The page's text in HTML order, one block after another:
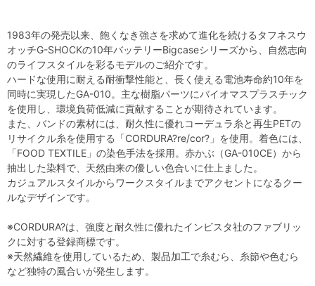
1983年の発売以来、飽くなき強さを求めて進化を続けるタフネスウ
オッチG-SHOCKの10年バッテリーBigcaseシリーズから、自然志向
のライフスタイルを彩るモデルのご紹介です。
ハードな使用に耐える耐衝撃性能と、長く使える電池寿命約10年を
同時に実現したGA-010。主な樹脂パーツにバイオマスプラスチック
を使用し、環境負荷低減に貢献することが期待されています。
また、バンドの素材には、耐久性に優れコーデュラ糸と再生PETの
リサイクル糸を使用する「CORDURA?re/cor?」を使用。着色には、
「FOOD TEXTILE」の染色手法を採用。赤かぶ（GA-010CE）から
抽出した染料で、天然由来の優しい色合いに仕上ました。
カジュアルスタイルからワークスタイルまでアクセントになるクー
ルなデザインです。
※CORDURA?は、強度と耐久性に優れたインビスタ社のファブリッ
クに対する登録商標です。
※天然繊維を使用しているため、製品加工で糸むら、糸節や色むら
など独特の風合いが発生します。